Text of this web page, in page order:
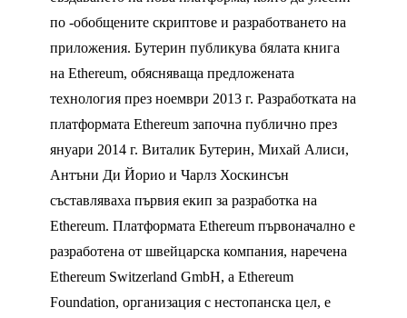
по -обобщените скриптове и разработването на
приложения. Бутерин публикува бялата книга
на Ethereum, обясняваща предложената
технология през ноември 2013 г. Разработката на
платформата Ethereum започна публично през
януари 2014 г. Виталик Бутерин, Михай Алиси,
Антъни Ди Йорио и Чарлз Хоскинсън
съставляваха първия екип за разработка на
Ethereum. Платформата Ethereum първоначално е
разработена от швейцарска компания, наречена
Ethereum Switzerland GmbH, а Ethereum
Foundation, организация с нестопанска цел, е